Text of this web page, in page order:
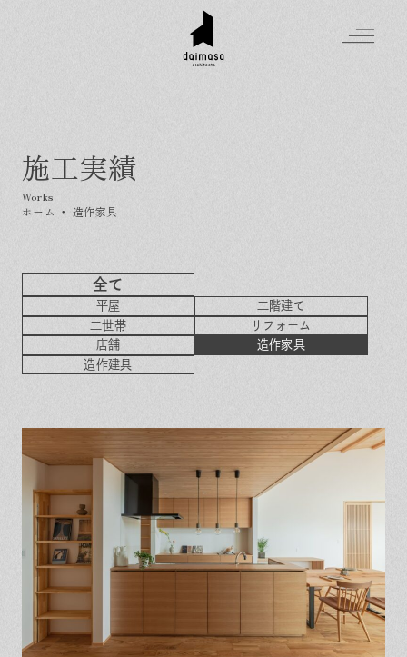
施工実績
ホーム ・ 造作家具
全て
平屋
二階建て
二世帯
リフォーム
店舗
造作家具
造作建具
Greeting
はじめましての方へ
Made in DAIMASA
オーダーメイドの住まい
素材のこだわり
住まいの特性
家づくりの流れ
ヒノキプロジェクト
施工実績
スタイル集
イベントを探す
Topics
お知らせ
イベント
Company
会社概要
Contact
In
st
ag
ra
m
ce
bo
ok
N
E
Contact